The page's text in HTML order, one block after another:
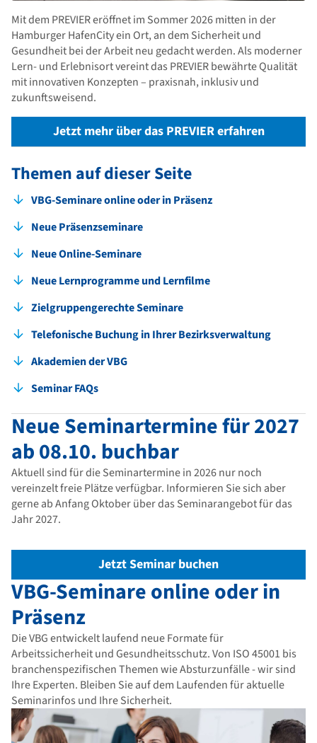
Mit dem PREVIER eröffnet im Sommer 2026 mitten in der
Hamburger HafenCity ein Ort, an dem Sicherheit und
Gesundheit bei der Arbeit neu gedacht werden. Als moderner
Lern- und Erlebnisort vereint das PREVIER bewährte Qualität
mit innovativen Konzepten – praxisnah, inklusiv und
zukunftsweisend.
Jetzt mehr über das PREVIER erfahren
Themen auf dieser Seite
VBG-Seminare online oder in Präsenz
Neue Präsenzseminare
Neue Online-Seminare
Neue Lernprogramme und Lernfilme
Zielgruppengerechte Seminare
Telefonische Buchung in Ihrer Bezirksverwaltung
Akademien der VBG
Seminar FAQs
Neue Seminartermine für 2027
ab 08.10. buchbar
Aktuell sind für die Seminartermine in 2026 nur noch
vereinzelt freie Plätze verfügbar. Informieren Sie sich aber
gerne ab Anfang Oktober über das Seminarangebot für das
Jahr 2027.
Jetzt Seminar buchen
VBG-Seminare online oder in
Präsenz
Die VBG entwickelt laufend neue Formate für
Arbeitssicherheit und Gesundheitsschutz. Von ISO 45001 bis
branchenspezifischen Themen wie Absturzunfälle - wir sind
Ihre Experten. Bleiben Sie auf dem Laufenden für aktuelle
Seminarinfos und Ihre Sicherheit.